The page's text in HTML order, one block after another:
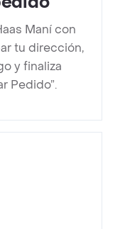
Maní con
tu dirección,
y finaliza
Pedido”.